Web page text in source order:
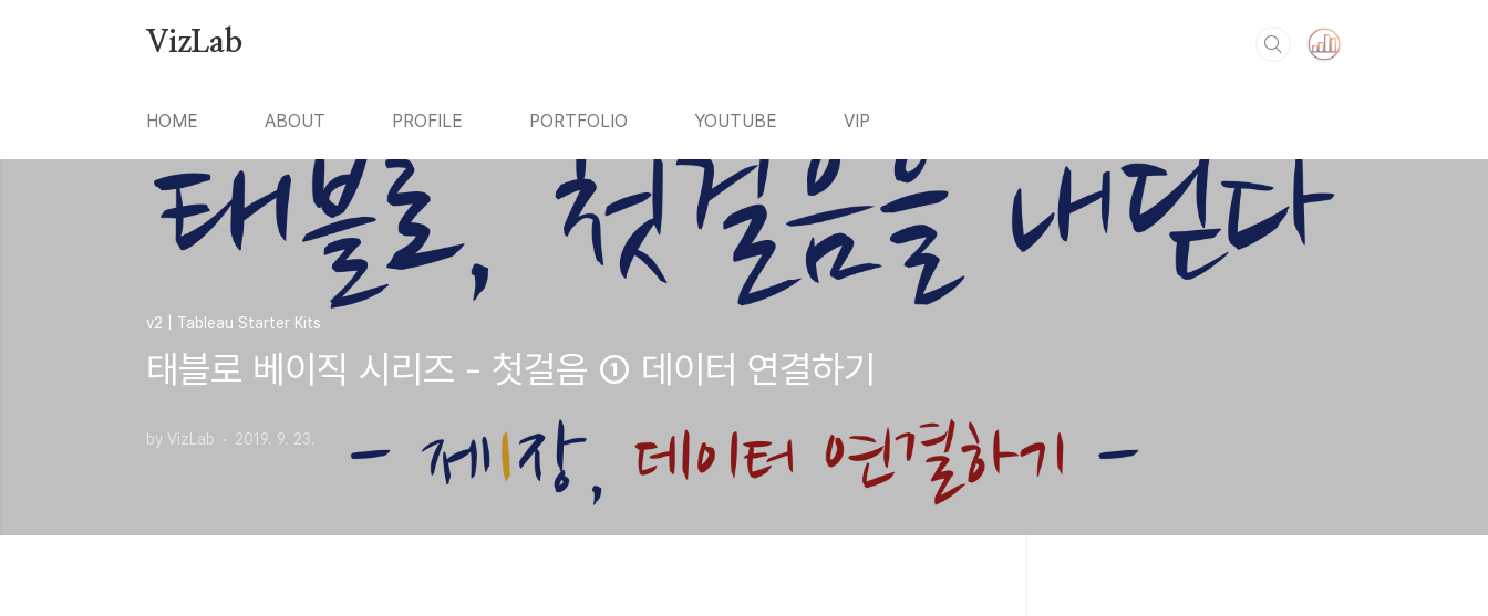
VizLab
HOME ABOUT PROFILE PORTFOLIO YOUTUBE VIP
v2 | Tableau Starter Kits
태블로 베이직 시리즈 - 첫걸음 ① 데이터 연결하기
by VizLab 2019. 9. 23.